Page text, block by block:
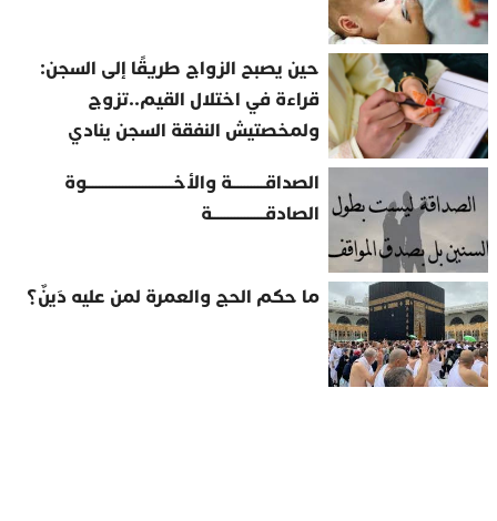
حين يصبح الزواج طريقًا إلى السجن:
قراءة في اختلال القيم..تزوج
ولمخصتيش النفقة السجن ينادي
الصداقــــــــــة والأخــــــــــــــــــــــــــوة
الصادقــــــــــــــــة
ما حكم الحج والعمرة لمن عليه دَينٌ؟